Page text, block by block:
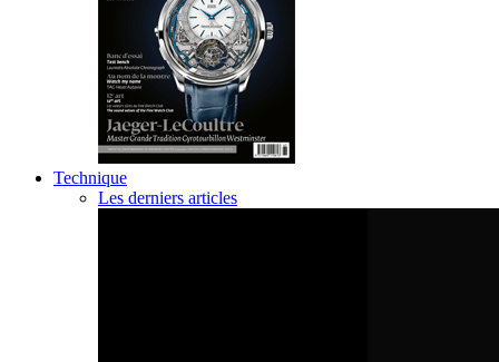
Technique
Les derniers articles